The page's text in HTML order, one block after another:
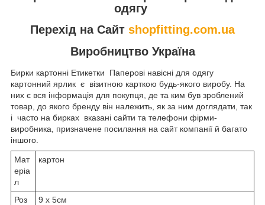
одягу
Перехід на Сайт shopfitting.com.ua
Виробництво Україна
Бирки картонні Етикетки Паперові навісні для одягу
картонний ярлик є візитною карткою будь-якого виробу. На
них є вся інформація для покупця, де та ким був зроблений
товар, до якого бренду він належить, як за ним доглядати, так
і часто на бирках вказані сайти та телефони фірми-
виробника, призначене посилання на сайт компанії й багато
іншого.
Мат
еріа
л
картон
Роз
9 х 5см